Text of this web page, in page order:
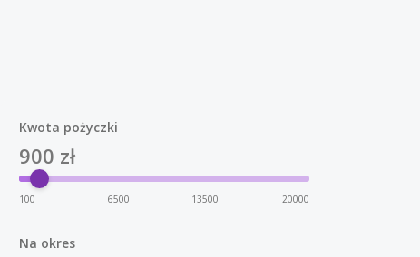
Kwota pożyczki
900 zł
100 6500 13500 20000
Na okres